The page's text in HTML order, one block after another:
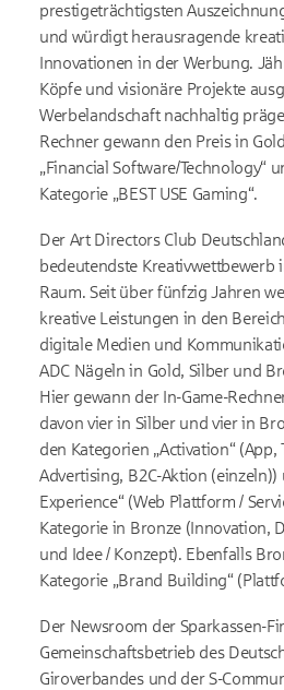
prestigeträchtigsten
und würdigt herausragende
Innovationen in der Werbung.
Köpfe und visionäre Projekte
Werbelandschaft nachhaltig
Rechner gewann den Preis in
„Financial Software/Technology“
Kategorie „BEST USE Gaming“.
Der Art Directors Club
bedeutendste Kreativwettbewerb
Raum. Seit über fünfzig Jahren
kreative Leistungen in den
digitale Medien und
ADC Nägeln in Gold, Silber und
Hier gewann der In-Game-
davon vier in Silber und vier in
den Kategorien „Activation“ (App,
Advertising, B2C-Aktion (einzeln))
Experience“ (Web Plattform /
Kategorie in Bronze (Innovation,
und Idee / Konzept). Ebenfalls
Kategorie „Brand Building“
Der Newsroom der Sparkassen-
Gemeinschaftsbetrieb des
Giroverbandes und der S-